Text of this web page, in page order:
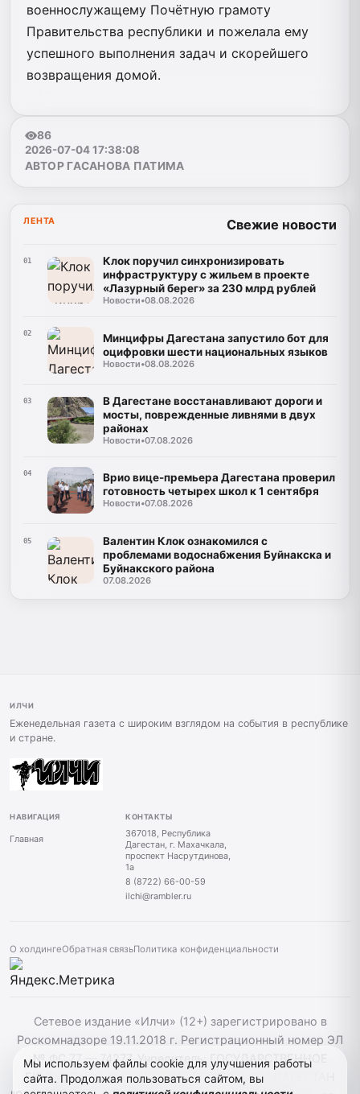
военнослужащему Почётную грамоту
Правительства республики и пожелала ему
успешного выполнения задач и скорейшего
возвращения домой.
86
2026-07-04 17:38:08
АВТОР ГАСАНОВА ПАТИМА
ЛЕНТА Свежие новости
01
Клок поручил синхронизировать
инфраструктуру с жильем в проекте
«Лазурный берег» за 230 млрд рублей
Новости•08.08.2026
02
Минцифры Дагестана запустило бот для
оцифровки шести национальных языков
Новости•08.08.2026
03
В Дагестане восстанавливают дороги и
мосты, поврежденные ливнями в двух
районах
Новости•07.08.2026
04
Врио вице-премьера Дагестана проверил
готовность четырех школ к 1 сентября
Новости•07.08.2026
05
Валентин Клок ознакомился с
проблемами водоснабжения Буйнакска и
Буйнакского района
07.08.2026
ИЛЧИ
Еженедельная газета с широким взглядом на события в республике
и стране.
НАВИГАЦИЯ
Главная
КОНТАКТЫ
367018, Республика
Дагестан, г. Махачкала,
проспект Насрутдинова,
1а
8 (8722) 66-00-59
ilchi@rambler.ru
О холдингеОбратная связьПолитика конфиденциальности
Сетевое издание «Илчи» (12+) зарегистрировано в
Роскомнадзоре 19.11.2018 г. Регистрационный номер ЭЛ
№ ФС 77 — 74277. Учредитель: ГОСУДАРСТВЕННОЕ
БЮДЖЕТНОЕ УЧРЕЖДЕНИЕ РЕСПУБЛИКИ ДАГЕСТАН
Мы используем файлы cookie для улучшения работы
сайта. Продолжая пользоваться сайтом, вы